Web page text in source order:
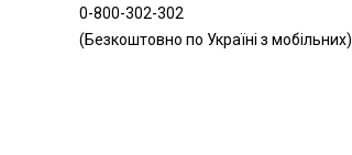
0-800-302-302
(Безкоштовно по Україні з мобільних)